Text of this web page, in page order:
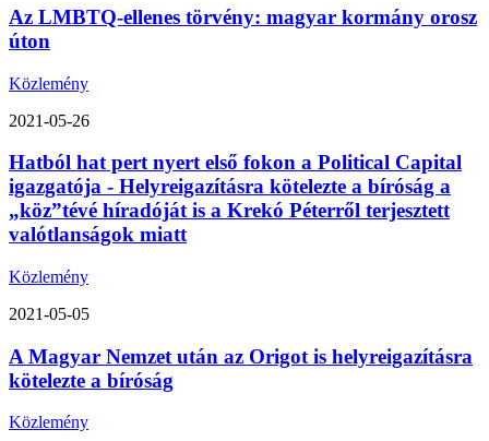
Az LMBTQ-ellenes törvény: magyar kormány orosz
úton
Közlemény
2021-05-26
Hatból hat pert nyert első fokon a Political Capital
igazgatója - Helyreigazításra kötelezte a bíróság a
„köz”tévé híradóját is a Krekó Péterről terjesztett
valótlanságok miatt
Közlemény
2021-05-05
A Magyar Nemzet után az Origot is helyreigazításra
kötelezte a bíróság
Közlemény